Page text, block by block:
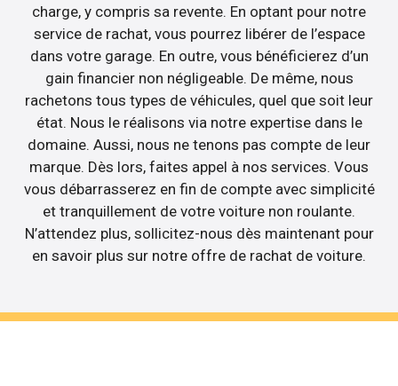
charge, y compris sa revente. En optant pour notre
service de rachat, vous pourrez libérer de l’espace
dans votre garage. En outre, vous bénéficierez d’un
gain financier non négligeable. De même, nous
rachetons tous types de véhicules, quel que soit leur
état. Nous le réalisons via notre expertise dans le
domaine. Aussi, nous ne tenons pas compte de leur
marque. Dès lors, faites appel à nos services. Vous
vous débarrasserez en fin de compte avec simplicité
et tranquillement de votre voiture non roulante.
N’attendez plus, sollicitez-nous dès maintenant pour
en savoir plus sur notre offre de rachat de voiture.